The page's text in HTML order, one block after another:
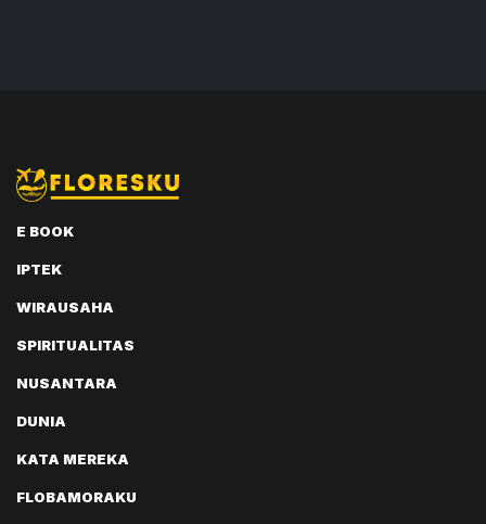
E BOOK
IPTEK
WIRAUSAHA
SPIRITUALITAS
NUSANTARA
DUNIA
KATA MEREKA
FLOBAMORAKU